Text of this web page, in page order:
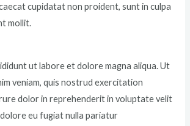
cupidatat non proident, sunt in culpa
mollit.
ut labore et dolore magna aliqua. Ut
veniam, quis nostrud exercitation
dolor in reprehenderit in voluptate velit
dolore eu fugiat nulla pariatur